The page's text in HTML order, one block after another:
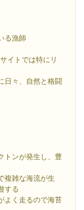
る漁師
イトでは特にリ
日々、自然と格闘
トンが発生し、豊
複雑な海流が生
する
よく走るので海苔